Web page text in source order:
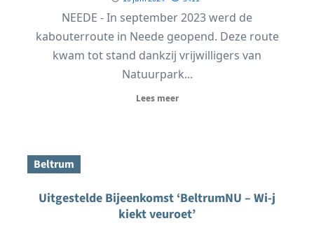
NEEDE - In september 2023 werd de
kabouterroute in Neede geopend. Deze route
kwam tot stand dankzij vrijwilligers van
Natuurpark...
Lees meer
Beltrum
Uitgestelde Bijeenkomst ‘BeltrumNU – Wi-j
kiekt veuroet’